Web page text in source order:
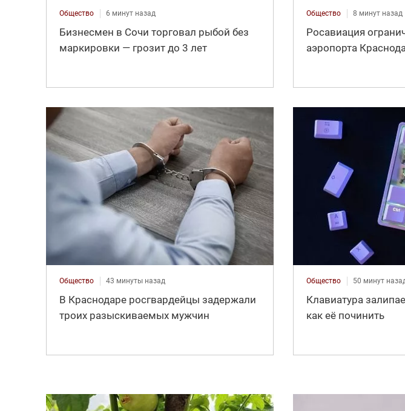
Общество 6 минут назад
Бизнесмен в Сочи торговал рыбой без
маркировки — грозит до 3 лет
Общество 8 минут назад
Росавиация
аэропорта
Общество 43 минуты назад
В Краснодаре росгвардейцы задержали
троих разыскиваемых мужчин
Общество 50 минут
Клавиатура
как её починить